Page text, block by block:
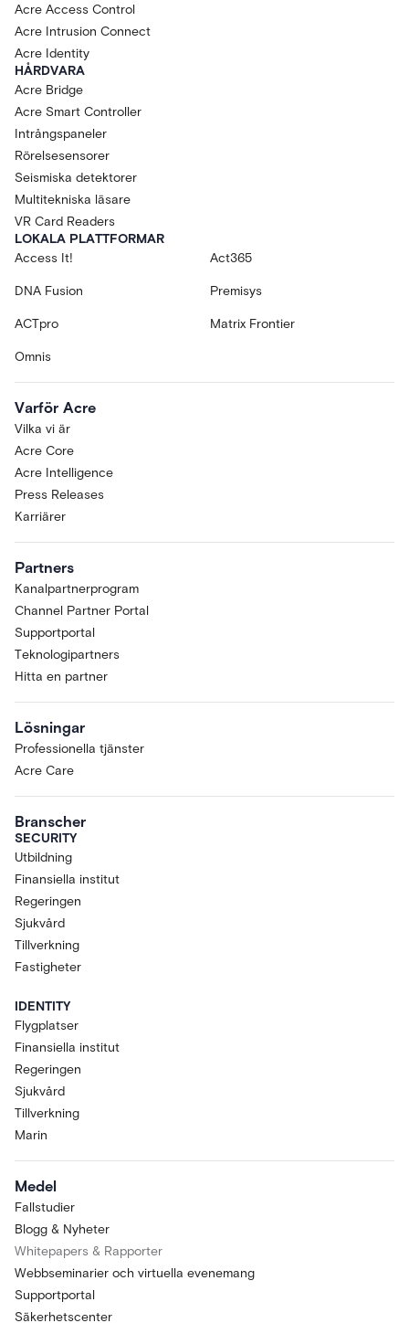
Acre Access Control
Acre Intrusion Connect
Acre Identity
HÅRDVARA
Acre Bridge
Acre Smart Controller
Intrångspaneler
Rörelsesensorer
Seismiska detektorer
Multitekniska läsare
VR Card Readers
LOKALA PLATTFORMAR
Access It!
Act365
DNA Fusion Premisys
ACTpro Matrix Frontier
Omnis
Varför Acre
Vilka vi är
Acre Core
Acre Intelligence
Press Releases
Karriärer
Partners
Kanalpartnerprogram
Channel Partner Portal
Supportportal
Teknologipartners
Hitta en partner
Lösningar
Professionella tjänster
Acre Care
Branscher
SECURITY
Utbildning
Finansiella institut
Regeringen
Sjukvård
Tillverkning
Fastigheter
IDENTITY
Flygplatser
Finansiella institut
Regeringen
Sjukvård
Tillverkning
Marin
Medel
Fallstudier
Blogg & Nyheter
Whitepapers & Rapporter
Webbseminarier och virtuella evenemang
Supportportal
Säkerhetscenter